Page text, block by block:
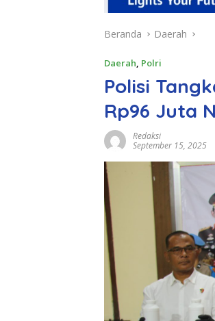
Beranda Daerah
Daerah, Polri
Polisi
Rp96 Juta
Redaksi
September 15, 2025